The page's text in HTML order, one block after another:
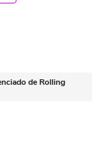
de Rolling